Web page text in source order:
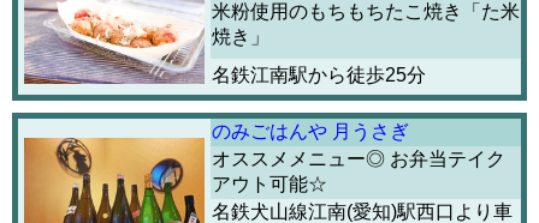
米粉使用のもちもちたこ焼き「た米
焼き」
名鉄江南駅から徒歩25分
のみごはんや 月うさぎ
オススメメニュー◎ お弁当テイク
アウト可能☆
名鉄犬山線江南(愛知)駅西口より車